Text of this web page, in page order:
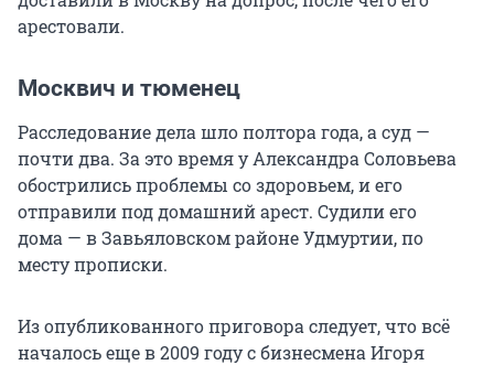
арестовали.
Москвич и тюменец
Расследование дела шло полтора года, а суд —
почти два. За это время у Александра Соловьева
обострились проблемы со здоровьем, и его
отправили под домашний арест. Судили его
дома — в Завьяловском районе Удмуртии, по
месту прописки.
Из опубликованного приговора следует, что всё
началось еще в 2009 году с бизнесмена Игоря